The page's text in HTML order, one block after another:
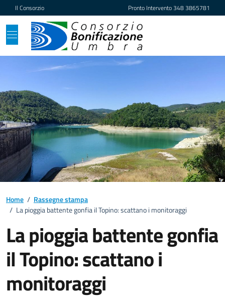
Vai ai contenuti
Vai al footer
Il Consorzio Pronto Intervento348 3865781
Home / Rassegne stampa
/ La pioggia battente gonfia il Topino: scattano i monitoraggi
La pioggia battente gonfia
il Topino: scattano i
monitoraggi